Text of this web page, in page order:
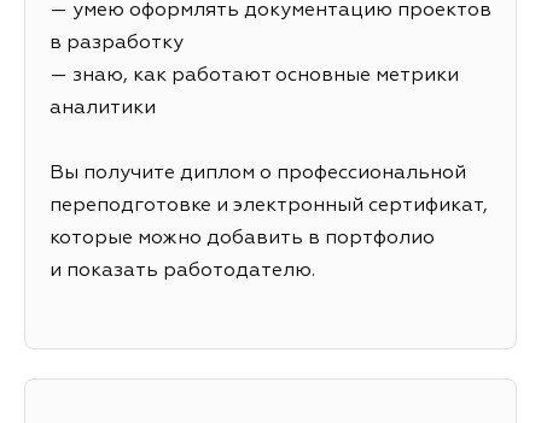
— умею оформлять документацию проектов
в разработку
— знаю, как работают основные метрики
аналитики
Вы получите диплом о профессиональной
переподготовке и электронный сертификат,
которые можно добавить в портфолио
и показать работодателю.